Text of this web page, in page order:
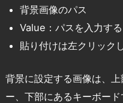
背景画像のパス
Value：パスを入力する
貼り付けは左クリック
背景に設定する画像は、
ー、下部にあるキーボー